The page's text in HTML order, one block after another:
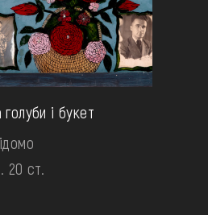
і букет
20 ст.